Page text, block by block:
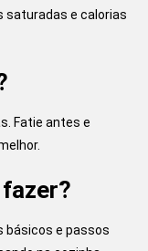
saturadas e calorias
Fatie antes e
básicos e passos